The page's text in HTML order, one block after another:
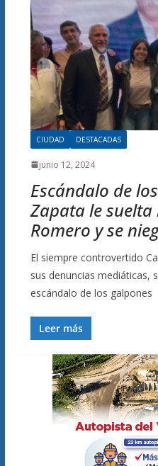
CIUDAD DESTACADAS
junio 12, 2024
Escándalo de
Zapata le
Romero y se
El siempre controvertido
sus denuncias mediáticas,
escándalo de los galpones
Leer más